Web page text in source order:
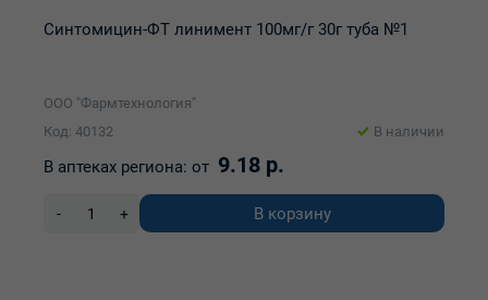
Синтомицин-ФТ линимент 100мг/г 30г туба №1
ООО "Фармтехнология"
Код: 40132
В наличии
В аптеках региона: от 9.18 р.
- + В корзину